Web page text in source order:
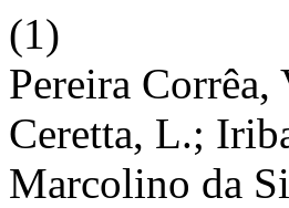
(1)
Pereira
Ceretta, L.;
Marcolino da